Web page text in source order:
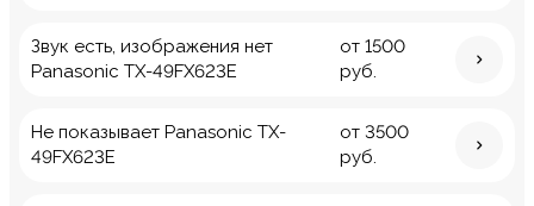
Звук есть, изображения нет
Panasonic TX-49FX623E
от 1500
руб.
Не показывает Panasonic TX-
49FX623E
от 3500
руб.